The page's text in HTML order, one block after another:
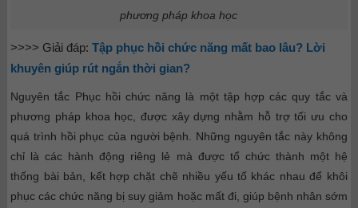
phương pháp khoa học
>>>> Giải đáp:Tập phục hồi chức năng mất bao lâu? Lời
khuyên giúp rút ngắn thời gian?
Nguyên tắc Phục hồi chức năng là một tập hợp các quy tắc và
phương pháp khoa học, được xây dựng nhằm hỗ trợ tối ưu cho
quá trình hồi phục của người bệnh. Những nguyên tắc này không
chỉ là các hành động riêng lẻ mà được tổ chức thành một hệ
thống bài bản, kết hợp chặt chẽ nhiều yếu tố khác nhau để khôi
phục các chức năng bị suy giảm hoặc mất đi, giúp bệnh nhân sớm